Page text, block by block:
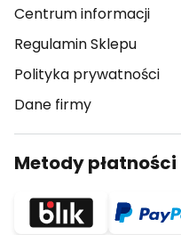
Centrum informacji
Regulamin Sklepu
Polityka prywatności
Dane firmy
Metody płatności